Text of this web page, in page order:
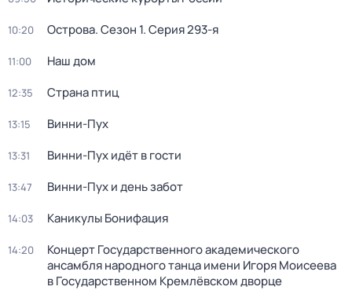
10:20 Острова. Сезон 1. Серия 293-я
11:00 Наш дом
12:35 Страна птиц
13:15 Винни-Пух
13:31 Винни-Пух идёт в гости
13:47 Винни-Пух и день забот
14:03 Каникулы Бонифация
14:20
Концерт Государственного академического
ансамбля народного танца имени Игоря Моисеева
в Государственном Кремлёвском дворце